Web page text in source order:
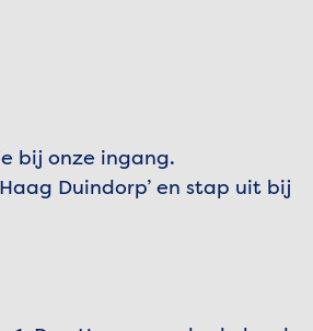
bij onze ingang.
Duindorp’ en stap uit bij